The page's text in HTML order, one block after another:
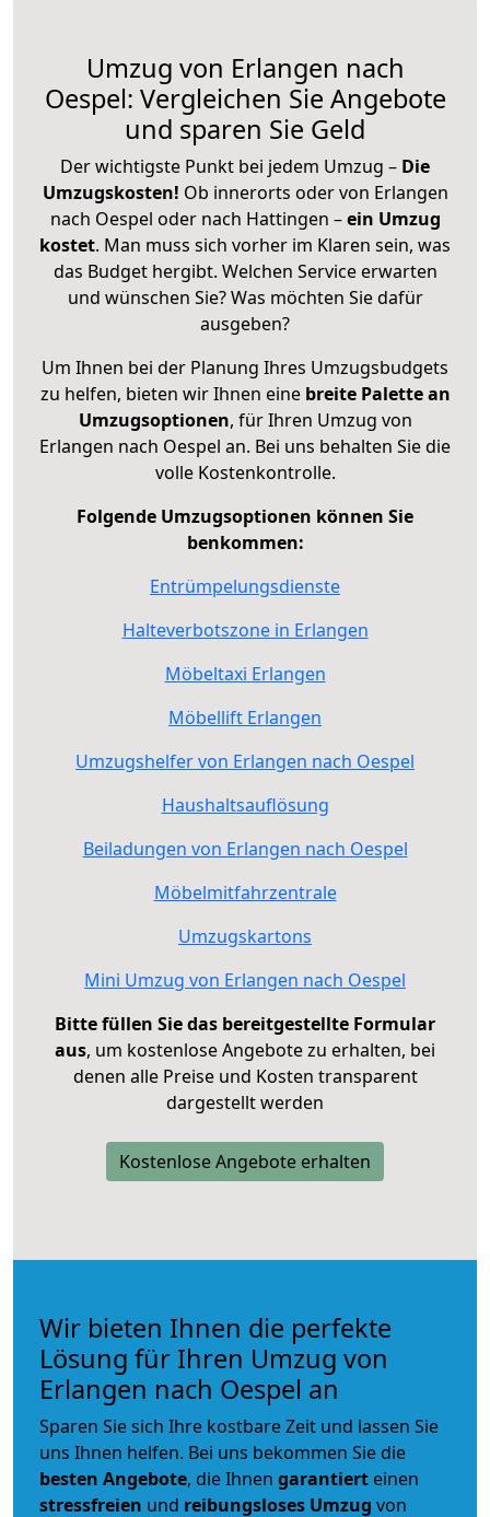
Umzug von Erlangen nach
Oespel: Vergleichen Sie Angebote
und sparen Sie Geld
Der wichtigste Punkt bei jedem Umzug – Die
Umzugskosten! Ob innerorts oder von Erlangen
nach Oespel oder nach Hattingen –ein Umzug
kostet. Man muss sich vorher im Klaren sein, was
das Budget hergibt. Welchen Service erwarten
und wünschen Sie? Was möchten Sie dafür
ausgeben?
Um Ihnen bei der Planung Ihres Umzugsbudgets
zu helfen, bieten wir Ihnen eine breite Palette an
Umzugsoptionen, für Ihren Umzug von
Erlangen nach Oespel an. Bei uns behalten Sie die
volle Kostenkontrolle.
Folgende Umzugsoptionen können Sie
benkommen:
Entrümpelungsdienste
Halteverbotszone in Erlangen
Möbeltaxi Erlangen
Möbellift Erlangen
Umzugshelfer von Erlangen nach Oespel
Haushaltsauflösung
Beiladungen von Erlangen nach Oespel
Möbelmitfahrzentrale
Umzugskartons
Mini Umzug von Erlangen nach Oespel
Bitte füllen Sie das bereitgestellte Formular
aus, um kostenlose Angebote zu erhalten, bei
denen alle Preise und Kosten transparent
dargestellt werden
Kostenlose Angebote erhalten
Wir bieten Ihnen die perfekte
Lösung für Ihren Umzug von
Erlangen nach Oespel an
Sparen Sie sich Ihre kostbare Zeit und lassen Sie
uns Ihnen helfen. Bei uns bekommen Sie die
besten Angebote, die Ihnen garantiert einen
stressfreien und reibungsloses Umzug von